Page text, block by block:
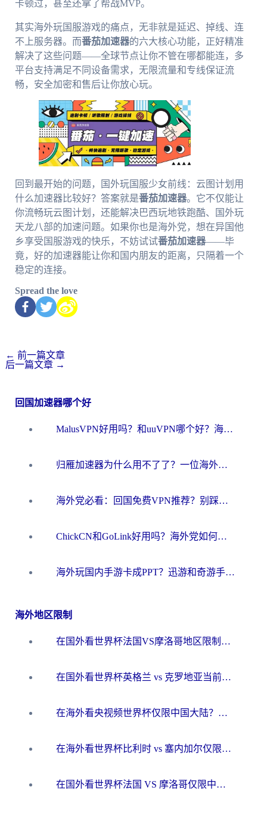
卡顿过，甚至还拿了帮战MVP。
其实海外玩国服游戏的痛点，无非就是延迟、掉线、连
不上服务器。而番茄加速器的六大核心功能，正好精准
解决了这些问题——全球节点让你不管在哪都能连，多
平台支持满足不同设备需求，无限流量和专线保证流
畅，安全加密和售后让你放心玩。
回到最开始的问题，国外玩国服少女前线：云图计划用
什么加速器比较好？答案就是番茄加速器。它不仅能让
你流畅玩云图计划，还能解决巴西玩地铁跑酷、国外玩
天龙八部的加速问题。如果你也是海外党，想在异国他
乡享受国服游戏的快乐，不妨试试番茄加速器——毕
竟，好的加速器能让你和国内朋友的距离，只隔着一个
稳定的连接。
Spread the love
← 前一篇文章
后一篇文章 →
回国加速器哪个好
MalusVPN好用吗？和uuVPN哪个好？海外党无缝访问国内资源的真实对比与选择指南
归雁加速器为什么用不了了？一位海外游子的真实困惑与技术解答
海外党必看：回国免费VPN推荐？别踩坑！教你选对加速器无缝刷国内资源
ChickCN和GoLink好用吗？海外党如何选对回国加速器
海外玩国内手游卡成PPT？迅游和奇游手游哪个好？一篇讲透回国加速器怎么选
海外地区限制
在国外看世界杯法国VS摩洛哥地区限制？这篇指南让你流畅看中文解说无压力
在国外看世界杯英格兰 vs 克罗地亚当前地区不可播放？这篇指南帮你搞定所有海外观赛难题
在海外看央视频世界杯仅限中国大陆？这篇指南帮你解锁中文解说+无卡顿直播
在海外看世界杯比利时 vs 塞内加尔仅限中国大陆？我找到了最流畅的中文解说之路
在国外看世界杯法国 VS 摩洛哥仅限中国大陆？海外党这样看中文解说赛事不卡顿